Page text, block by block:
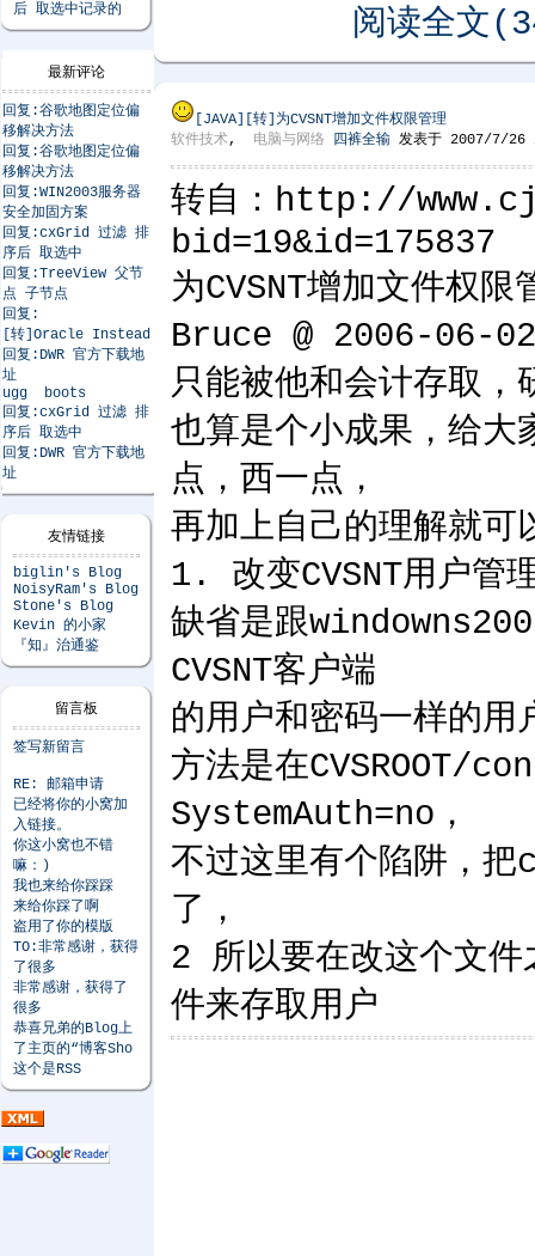
后 取选中记录的
最新评论
回复:谷歌地图定位偏
移解决方法
回复:谷歌地图定位偏
移解决方法
回复:WIN2003服务器
安全加固方案
回复:cxGrid 过滤 排
序后 取选中
回复:TreeView 父节
点 子节点
回复:
[转]Oracle Instead
回复:DWR 官方下载地
址
ugg boots
回复:cxGrid 过滤 排
序后 取选中
回复:DWR 官方下载地
址
友情链接
biglin's Blog
NoisyRam's Blog
Stone's Blog
Kevin 的小家
『知』治通鉴
留言板
签写新留言
RE: 邮箱申请
已经将你的小窝加
入链接。
你这小窝也不错
嘛：)
我也来给你踩踩
来给你踩了啊
盗用了你的模版
TO:非常感谢，获得
了很多
非常感谢，获得了
很多
恭喜兄弟的Blog上
了主页的“博客Sho
这个是RSS
阅读全文
[JAVA]
[转]为CVSNT增加文件权限管理
软件技术, 电脑与网络 四裤全输 发表于 2007/7/26
转自：http://
bid=19&id=175837
为CVSNT增加文件权限
Bruce @ 2006-06-
只能被他和会计存取，
也算是个小成果，给大
点，西一点，
再加上自己的理解就可
1. 改变CVSNT用户管
缺省是跟
CVSNT客户端
的用户和密码一样的用
方法是在CVSROOT/
SystemAuth=no，
不过这里有个陷阱，
了，
2 所以要在改这个文件
件来存取用户